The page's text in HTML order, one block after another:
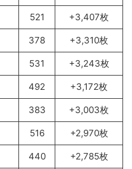
521 +3,407枚
378 +3,310枚
531 +3,243枚
492 +3,172枚
383 +3,003枚
516 +2,970枚
440 +2,785枚